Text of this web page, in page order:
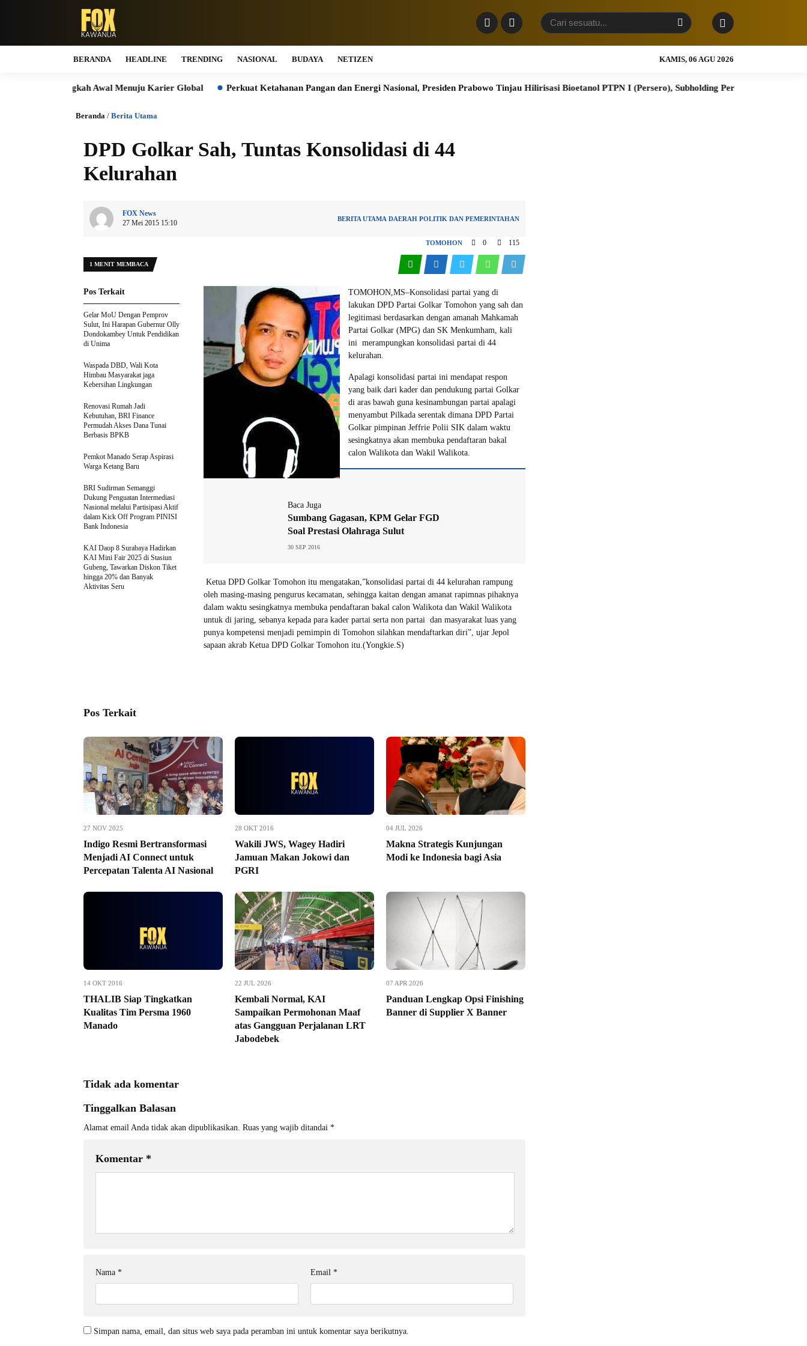
BERANDA HEADLINE TRENDING NASIONAL BUDAYA NETIZEN KAMIS, 06 AGU 2026
Langkah Awal Menuju Karier Global Perkuat Ketahanan Pangan dan Energi Nasional, Presiden Prabowo Tinjau Hilirisasi Bioetanol PTPN I (Persero), Subholding Perkebunan Nusantara
Beranda / Berita Utama
DPD Golkar Sah, Tuntas Konsolidasi di 44
Kelurahan
FOX News
27 Mei 2015 15:10
BERITA UTAMA DAERAH POLITIK DAN PEMERINTAHAN
TOMOHON 0 115
1 MENIT MEMBACA
TOMOHON,MS–Konsolidasi partai yang di
lakukan DPD Partai Golkar Tomohon yang sah dan
legitimasi berdasarkan dengan amanah Mahkamah
Partai Golkar (MPG) dan SK Menkumham, kali
ini merampungkan konsolidasi partai di 44
kelurahan.
Apalagi konsolidasi partai ini mendapat respon
yang baik dari kader dan pendukung partai Golkar
di aras bawah guna kesinambungan partai apalagi
menyambut Pilkada serentak dimana DPD Partai
Golkar pimpinan Jeffrie Polii SIK dalam waktu
sesingkatnya akan membuka pendaftaran bakal
calon Walikota dan Wakil Walikota.
Baca Juga
Sumbang Gagasan, KPM Gelar FGD
Soal Prestasi Olahraga Sulut
30 SEP 2016
Ketua DPD Golkar Tomohon itu mengatakan,”konsolidasi partai di 44 kelurahan rampung
oleh masing-masing pengurus kecamatan, sehingga kaitan dengan amanat rapimnas pihaknya
dalam waktu sesingkatnya membuka pendaftaran bakal calon Walikota dan Wakil Walikota
untuk di jaring, sebanya kepada para kader partai serta non partai dan masyarakat luas yang
punya kompetensi menjadi pemimpin di Tomohon silahkan mendaftarkan diri”, ujar Jepol
sapaan akrab Ketua DPD Golkar Tomohon itu.(Yongkie.S)
Pos Terkait
Gelar MoU Dengan Pemprov
Sulut, Ini Harapan Gubernur Olly
Dondokambey Untuk Pendidikan
di Unima
Waspada DBD, Wali Kota
Himbau Masyarakat jaga
Kebersihan Lingkungan
Renovasi Rumah Jadi
Kebutuhan, BRI Finance
Permudah Akses Dana Tunai
Berbasis BPKB
Pemkot Manado Serap Aspirasi
Warga Ketang Baru
BRI Sudirman Semanggi
Dukung Penguatan Intermediasi
Nasional melalui Partisipasi Aktif
dalam Kick Off Program PINISI
Bank Indonesia
KAI Daop 8 Surabaya Hadirkan
KAI Mini Fair 2025 di Stasiun
Gubeng, Tawarkan Diskon Tiket
hingga 20% dan Banyak
Aktivitas Seru
Pos Terkait
27 NOV 2025
Indigo Resmi Bertransformasi
Menjadi AI Connect untuk
Percepatan Talenta AI Nasional
28 OKT 2016
Wakili JWS, Wagey Hadiri
Jamuan Makan Jokowi dan
PGRI
04 JUL 2026
Makna Strategis Kunjungan
Modi ke Indonesia bagi Asia
14 OKT 2016
THALIB Siap Tingkatkan
Kualitas Tim Persma 1960
Manado
22 JUL 2026
Kembali Normal, KAI
Sampaikan Permohonan Maaf
atas Gangguan Perjalanan LRT
Jabodebek
07 APR 2026
Panduan Lengkap Opsi Finishing
Banner di Supplier X Banner
Tidak ada komentar
Tinggalkan Balasan
Alamat email Anda tidak akan dipublikasikan. Ruas yang wajib ditandai *
Komentar *
Nama * Email *
Simpan nama, email, dan situs web saya pada peramban ini untuk komentar saya berikutnya.